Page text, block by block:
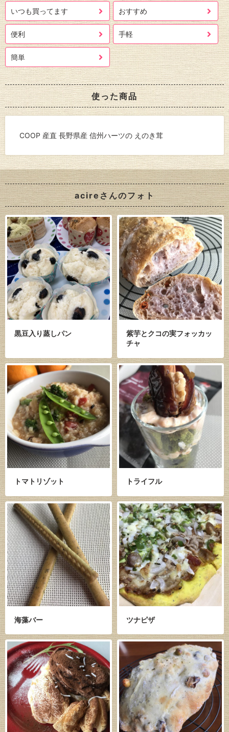
いつも買ってます おすすめ
便利 手軽
簡単
使った商品
COOP 産直 長野県産 信州ハーツの えのき茸
acireさんのフォト
黒豆入り蒸しパン
紫芋とクコの実フォッカッ
チャ
トマトリゾット トライフル
海藻バー ツナピザ